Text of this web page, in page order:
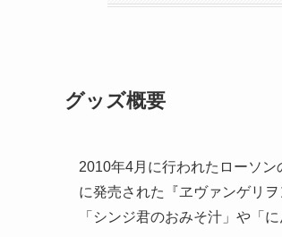
グッズ概要
2010年4月に行われたローソ
に発売された『ヱヴァンゲリ
「シンジ君のおみそ汁」や「